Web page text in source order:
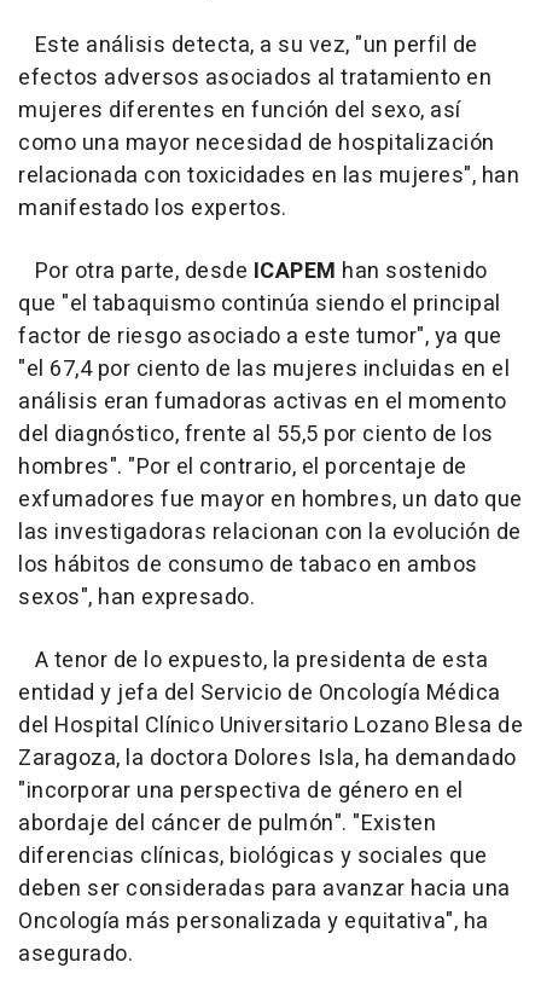
Este análisis detecta, a su vez, "un perfil de
efectos adversos asociados al tratamiento en
mujeres diferentes en función del sexo, así
como una mayor necesidad de hospitalización
relacionada con toxicidades en las mujeres", han
manifestado los expertos.
Por otra parte, desde ICAPEM han sostenido
que "el tabaquismo continúa siendo el principal
factor de riesgo asociado a este tumor", ya que
"el 67,4 por ciento de las mujeres incluidas en el
análisis eran fumadoras activas en el momento
del diagnóstico, frente al 55,5 por ciento de los
hombres". "Por el contrario, el porcentaje de
exfumadores fue mayor en hombres, un dato que
las investigadoras relacionan con la evolución de
los hábitos de consumo de tabaco en ambos
sexos", han expresado.
A tenor de lo expuesto, la presidenta de esta
entidad y jefa del Servicio de Oncología Médica
del Hospital Clínico Universitario Lozano Blesa de
Zaragoza, la doctora Dolores Isla, ha demandado
"incorporar una perspectiva de género en el
abordaje del cáncer de pulmón". "Existen
diferencias clínicas, biológicas y sociales que
deben ser consideradas para avanzar hacia una
Oncología más personalizada y equitativa", ha
asegurado.